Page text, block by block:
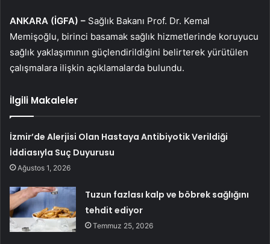
ANKARA (İGFA) – Sağlık Bakanı Prof. Dr. Kemal
Memişoğlu, birinci basamak sağlık hizmetlerinde koruyucu
sağlık yaklaşımının güçlendirildiğini belirterek yürütülen
çalışmalara ilişkin açıklamalarda bulundu.
İlgili Makaleler
İzmir’de Alerjisi Olan Hastaya Antibiyotik Verildiği
İddiasıyla Suç Duyurusu
Ağustos 1, 2026
Tuzun fazlası kalp ve böbrek sağlığını
tehdit ediyor
Temmuz 25, 2026